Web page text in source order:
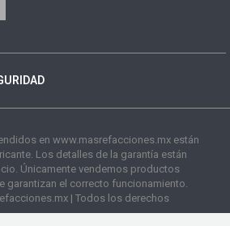
en www.masrefacciones.mx están
Los detalles de la garantía están
Únicamente vendemos productos
garantizan el correcto funcionamiento.
| Todos los derechos